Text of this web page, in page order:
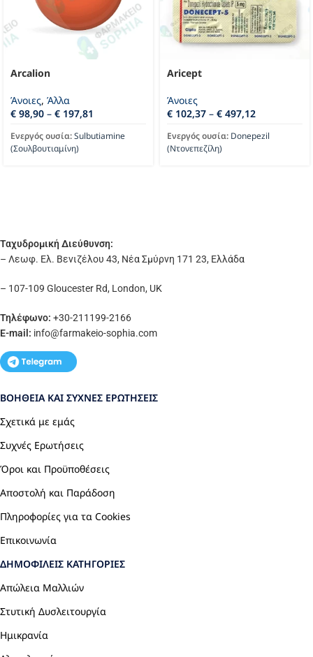
Arcalion
Άνοιες, Άλλα
€ 98,90 – € 197,81
Ενεργός ουσία:Sulbutiamine
(Σουλβουτιαμίνη)
Aricept
Άνοιες
€ 102,37 – € 497,12
Ενεργός ουσία: Donepezil
(Ντονεπεζίλη)
Ταχυδρομική Διεύθυνση:
– Λεωφ. Ελ. Βενιζέλου 43, Νέα Σμύρνη 171 23, Ελλάδα
– 107-109 Gloucester Rd, London, UK
Τηλέφωνο: +30-211199-2166
E-mail: info@farmakeio-sophia.com
ΒΟΉΘΕΙΑ ΚΑΙ ΣΥΧΝΈΣ ΕΡΩΤΉΣΕΙΣ
Σχετικά με εμάς
Συχνές Ερωτήσεις
Όροι και Προϋποθέσεις
Αποστολή και Παράδοση
Πληροφορίες για τα Cookies
Επικοινωνία
ΔΗΜΟΦΙΛΕΊΣ ΚΑΤΗΓΟΡΊΕΣ
Απώλεια Μαλλιών
Στυτική Δυσλειτουργία
Ημικρανία